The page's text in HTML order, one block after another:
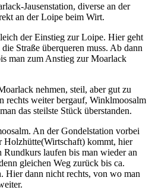
Jausenstation, diverse an der
an der Loipe beim Wirt.
der Einstieg zur Loipe. Hier geht
Straße überqueren muss. Ab dann
man zum Anstieg zur Moarlack
nehmen, steil, aber gut zu
rechts weiter bergauf, Winklmoosalm
das steilste Stück überstanden.
An der Gondelstation vorbei
Holzhütte(Wirtschaft) kommt, hier
Rundkurs laufen bis man wieder an
gleichen Weg zurück bis ca.
Hier dann nicht rechts, von wo man